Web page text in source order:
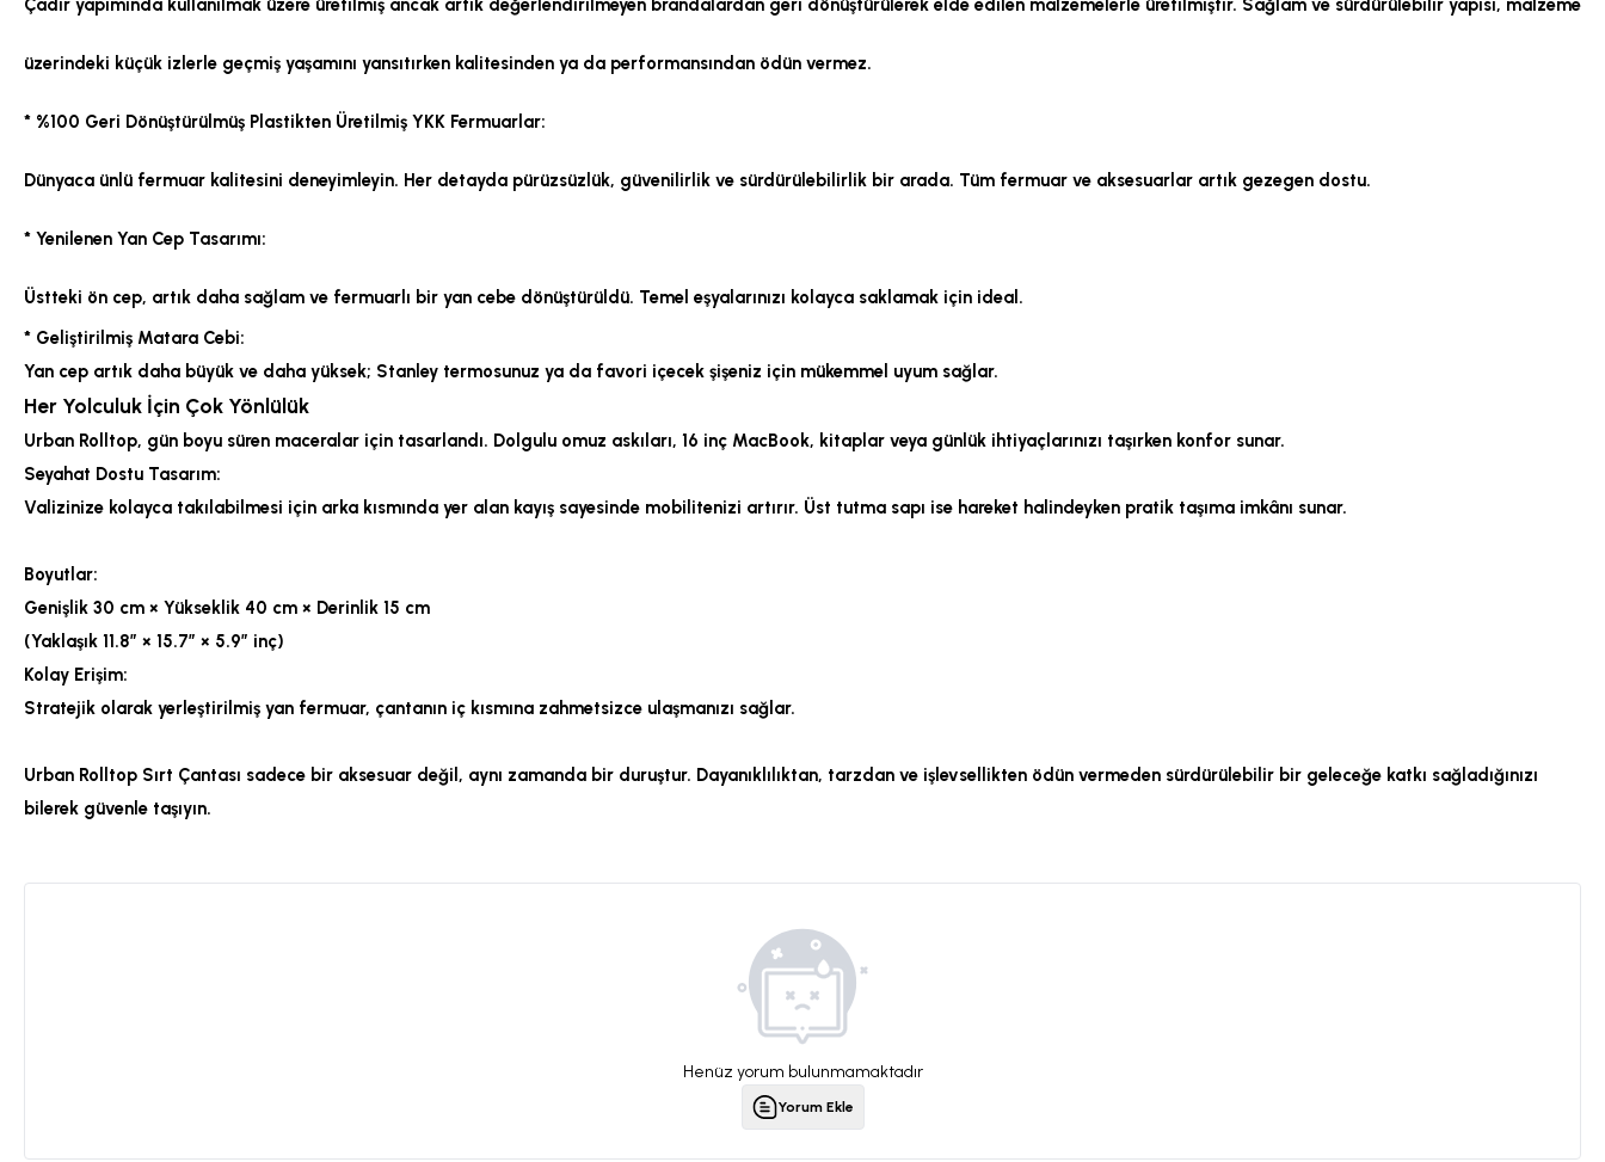
üzerindeki küçük izlerle geçmiş yaşamını yansıtırken kalitesinden ya da performansından ödün vermez.
* %100 Geri Dönüştürülmüş Plastikten Üretilmiş YKK Fermuarlar:
Dünyaca ünlü fermuar kalitesini deneyimleyin. Her detayda pürüzsüzlük, güvenilirlik ve sürdürülebilirlik bir arada. Tüm fermuar ve aksesuarlar artık gezegen dostu.
* Yenilenen Yan Cep Tasarımı:
Üstteki ön cep, artık daha sağlam ve fermuarlı bir yan cebe dönüştürüldü. Temel eşyalarınızı kolayca saklamak için ideal.
* Geliştirilmiş Matara Cebi:
Yan cep artık daha büyük ve daha yüksek; Stanley termosunuz ya da favori içecek şişeniz için mükemmel uyum sağlar.
Her Yolculuk İçin Çok Yönlülük
Urban Rolltop, gün boyu süren maceralar için tasarlandı. Dolgulu omuz askıları, 16 inç MacBook, kitaplar veya günlük ihtiyaçlarınızı taşırken konfor sunar.
Seyahat Dostu Tasarım:
Valizinize kolayca takılabilmesi için arka kısmında yer alan kayış sayesinde mobilitenizi artırır. Üst tutma sapı ise hareket halindeyken pratik taşıma imkânı sunar.
Boyutlar:
Genişlik 30 cm × Yükseklik 40 cm × Derinlik 15 cm
(Yaklaşık 11.8” × 15.7” × 5.9” inç)
Kolay Erişim:
Stratejik olarak yerleştirilmiş yan fermuar, çantanın iç kısmına zahmetsizce ulaşmanızı sağlar.
Urban Rolltop Sırt Çantası sadece bir aksesuar değil, aynı zamanda bir duruştur. Dayanıklılıktan, tarzdan ve işlevsellikten ödün vermeden sürdürülebilir bir geleceğe katkı sağladığınızı
bilerek güvenle taşıyın.
Henüz yorum bulunmamaktadır
Yorum Ekle